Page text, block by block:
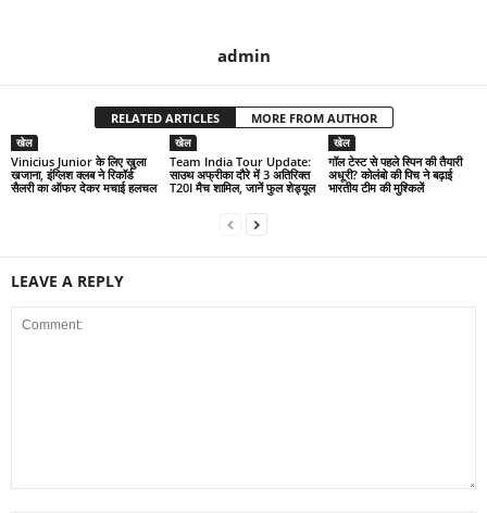
admin
RELATED ARTICLES MORE FROM AUTHOR
खेल
Vinicius Junior के लिए खुला
खजाना, इंग्लिश क्लब ने रिकॉर्ड
सैलरी का ऑफर देकर मचाई हलचल
खेल
Team India Tour Update:
साउथ अफ्रीका दौरे में 3 अतिरिक्त
T20I मैच शामिल, जानें फुल शेड्यूल
खेल
गॉल टेस्ट से पहले स्पिन की तैयारी
अधूरी? कोलंबो की पिच ने बढ़ाई
भारतीय टीम की मुश्किलें
LEAVE A REPLY